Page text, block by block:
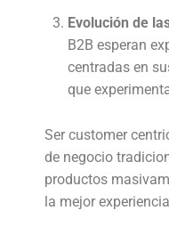
Evolución de
B2B esperan
centradas en
que
Ser customer
de negocio
productos
la mejor